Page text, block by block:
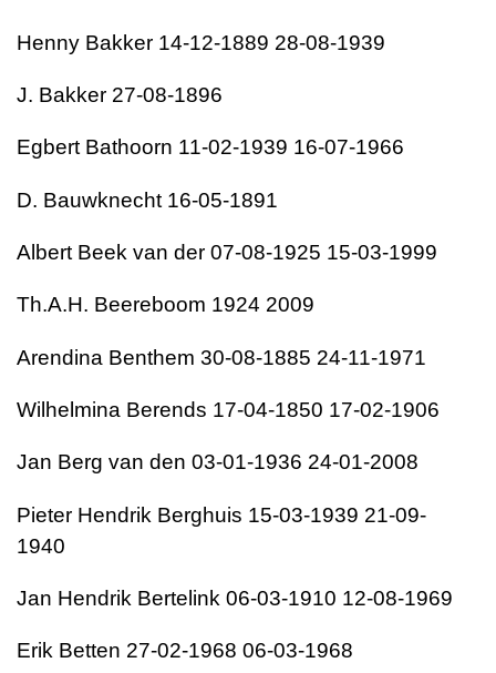
Henny Bakker 14-12-1889 28-08-1939
J. Bakker 27-08-1896
Egbert Bathoorn 11-02-1939 16-07-1966
D. Bauwknecht 16-05-1891
Albert Beek van der 07-08-1925 15-03-1999
Th.A.H. Beereboom 1924 2009
Arendina Benthem 30-08-1885 24-11-1971
Wilhelmina Berends 17-04-1850 17-02-1906
Jan Berg van den 03-01-1936 24-01-2008
Pieter Hendrik Berghuis 15-03-1939 21-09-
1940
Jan Hendrik Bertelink 06-03-1910 12-08-1969
Erik Betten 27-02-1968 06-03-1968